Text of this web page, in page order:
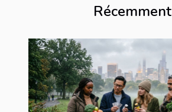
Récemment